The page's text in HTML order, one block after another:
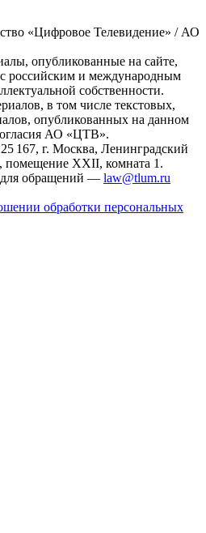
«Цифровое Телевидение» / АО
опубликованные на сайте,
российским и международным
собственности.
в том числе текстовых,
опубликованных на данном
АО «ЦТВ».
167, г. Москва, Ленинградский
помещение XXII, комната 1.
для обращений — law@tlum.ru
обработки персональных